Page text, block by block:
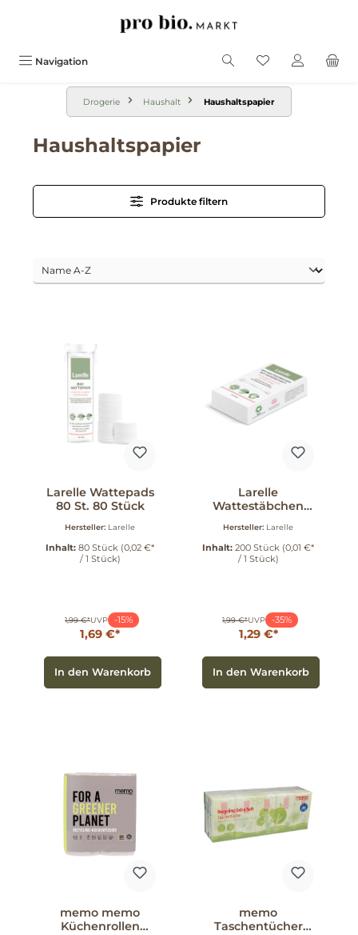
Navigation
Drogerie Haushalt Haushaltspapier
Haushaltspapier
Produkte filtern
Larelle Wattepads
80 St. 80 Stück
Hersteller: Larelle
Inhalt: 80 Stück (0,02 €*
/ 1 Stück)
1,99 €*UVP -15%
1,69 €*
In den Warenkorb
Larelle
Wattestäbchen
Hersteller: Larelle
Inhalt: 200 Stück (0,01 €*
/ 1 Stück)
1,99 €*UVP -35%
1,29 €*
In den Warenkorb
memo memo
Küchenrollen
memo
Taschentücher